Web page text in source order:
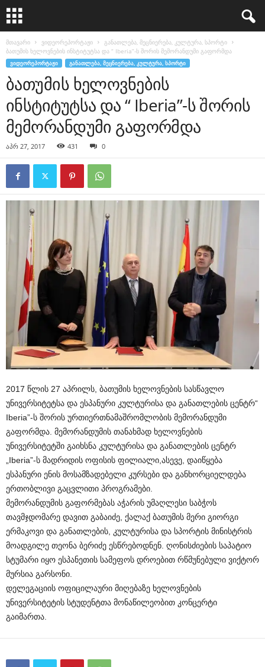
მთავარი ვიდეორეპორტაჟი
განათლება, მეცნიერება, კულტურა, სპორტი
ბათუმის ხელოვნების ინსტიტუტსა და “ Iberia”-ს შორის მემორანდუმი გაფორმდა
ᲕᲘᲓᲔᲝᲠᲔᲞᲝᲠᲢᲐᲟᲘ ᲒᲐᲜᲐᲗᲚᲔᲑᲐ, ᲛᲔᲪᲜᲘᲔᲠᲔᲑᲐ, ᲙᲣᲚᲢᲣᲠᲐ, ᲡᲞᲝᲠᲢᲘ
ბათუმის ხელოვნების
ინსტიტუტსა და “ Iberia”-ს შორის
მემორანდუმი გაფორმდა
აპრ 27, 2017 431 0
2017 წლის 27 აპრილს, ბათუმის ხელოვნების სასწავლო
უნივერსიტეტსა და ესპანური კულტურისა და განათლების ცენტრ“
Iberia”-ს შორის ურთიერთნამაშრომლობის მემორანდუმი
გაფორმდა. მემორანდუმის თანახმად ხელოვნების
უნივერსიტეტში გაიხსნა კულტურისა და განათლების ცენტრ
„Iberia”-ს მადრიდის ოფისის ფილიალი,ასევე, დაიწყება
ესპანური ენის მოსამზადებელი კურსები და განხორციელდება
ერთობლივი გაცვლითი პროგრამები.
მემორანდუმის გაფორმებას აჭარის უმაღლესი საბჭოს
თავმჯდომარე დავით გაბაიძე, ქალაქ ბათუმის მერი გიორგი
ერმაკოვი და განათლების, კულტურისა და სპორტის მინისტრის
მოადგილე თეონა ბერიძე ესწრებოდნენ. ღონისძიების საპატიო
სტუმარი იყო ესპანეთის სამეფოს დროებით რწმუნებული ვიქტორ
მურსია გარსონი.
დელეგაციის ოფიცილაური მიღებაზე ხელოვნების
უნივერსიტეტის სტუდენტთა მონაწილეობით კონცერტი
გაიმართა.